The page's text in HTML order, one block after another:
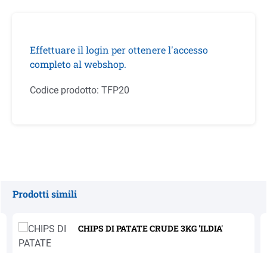
Effettuare il login per ottenere l'accesso
completo al webshop.
Codice prodotto: TFP20
Prodotti simili
CHIPS DI PATATE CRUDE 3KG 'ILDIA'